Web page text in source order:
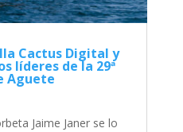
Cactus Digital y
líderes de la 29ª
Aguete
Jaime Janer se lo